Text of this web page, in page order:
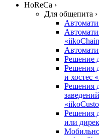
HoReCa ›
Для общепита ›
Решение
Решения
и хостес
Решения
Решения
или